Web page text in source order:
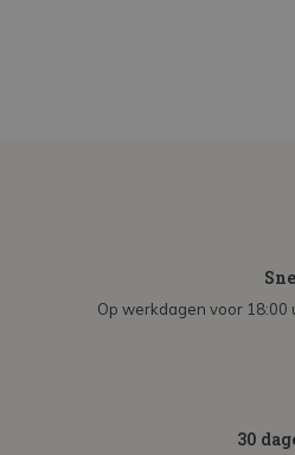
Op werkdagen voor
30